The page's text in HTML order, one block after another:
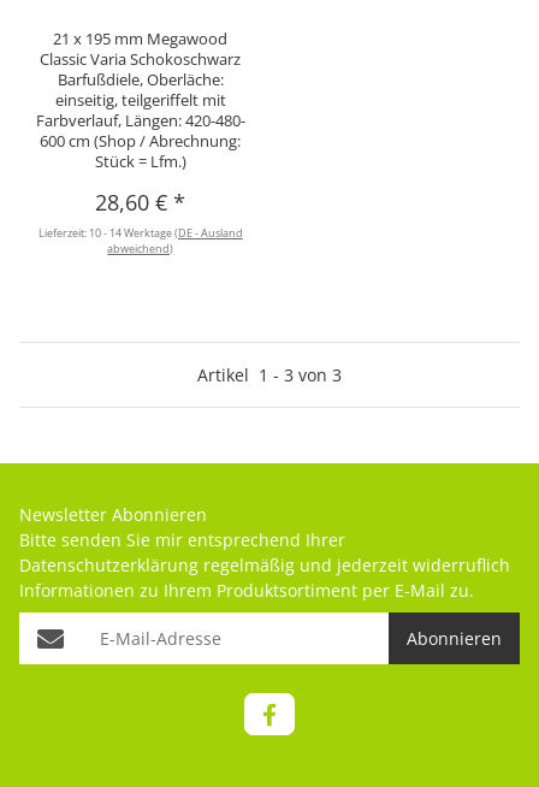
21 x 195 mm Megawood
Classic Varia Schokoschwarz
Barfußdiele, Oberläche:
einseitig, teilgeriffelt mit
Farbverlauf, Längen: 420-480-
600 cm (Shop / Abrechnung:
Stück = Lfm.)
28,60 €*
Lieferzeit: 10 - 14 Werktage(DE - Ausland
abweichend)
Artikel 1 - 3 von 3
Newsletter Abonnieren
Bitte senden Sie mir entsprechend Ihrer
Datenschutzerklärung regelmäßig und jederzeit widerruflich
Informationen zu Ihrem Produktsortiment per E-Mail zu.
Abonnieren